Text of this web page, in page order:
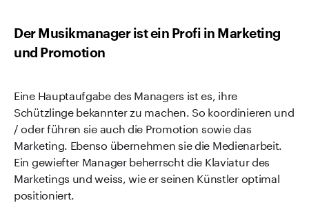
Der Musikmanager ist ein Profi in Marketing
und Promotion
Eine Hauptaufgabe des Managers ist es, ihre
Schützlinge bekannter zu machen. So koordinieren und
/ oder führen sie auch die Promotion sowie das
Marketing. Ebenso übernehmen sie die Medienarbeit.
Ein gewiefter Manager beherrscht die Klaviatur des
Marketings und weiss, wie er seinen Künstler optimal
positioniert.